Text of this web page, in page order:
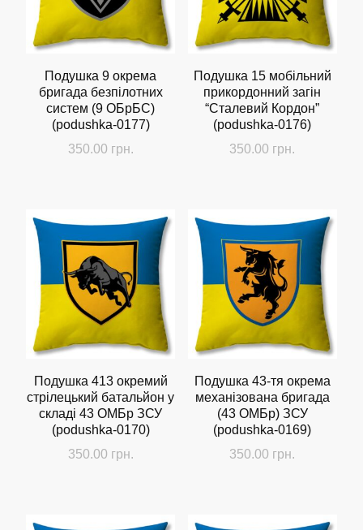
Подушка 9 окрема
бригада безпілотних
систем (9 ОБрБС)
(podushka-0177)
350.00 грн.
Подушка 15 мобільний
прикордонний загін
“Сталевий Кордон”
(podushka-0176)
350.00 грн.
Подушка 413 окремий
стрілецький батальйон у
складі 43 ОМБр ЗСУ
(podushka-0170)
350.00 грн.
Подушка 43-тя окрема
механізована бригада
(43 ОМБр) ЗСУ
(podushka-0169)
350.00 грн.